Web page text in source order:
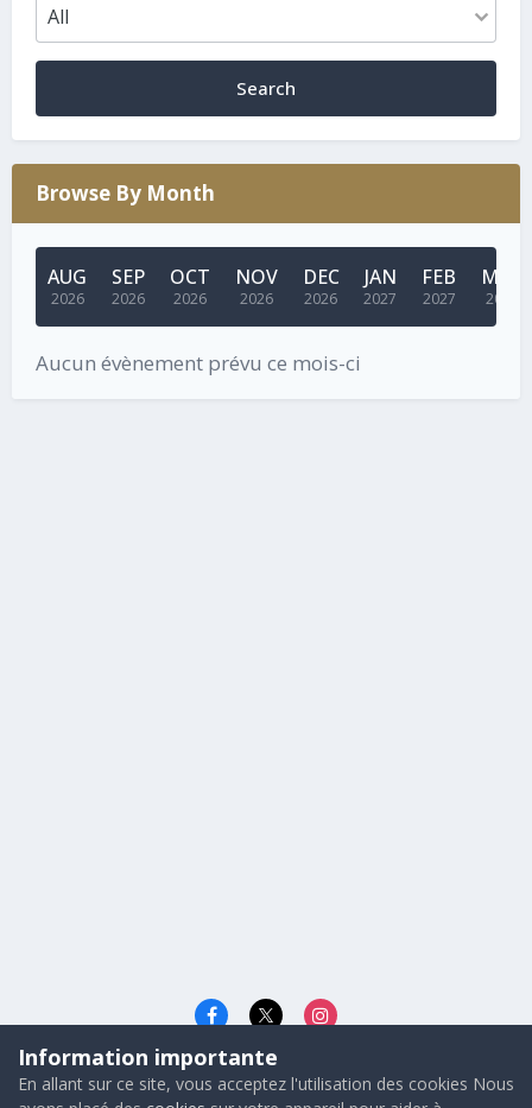
Search
Browse By Month
AUG
2026
SEP
2026
OCT
2026
NOV
2026
DEC
2026
JAN
2027
FEB
2027
MAR
2027
Aucun évènement prévu ce mois-ci
Langue Cookies
© 2026 - Gunners FRANCE
Information importante
En allant sur ce site, vous acceptez l'utilisation des cookies Nous